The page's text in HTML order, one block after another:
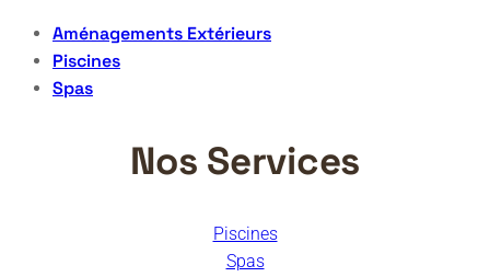
Aménagements Extérieurs
Piscines
Spas
Nos Services
Piscines
Spas